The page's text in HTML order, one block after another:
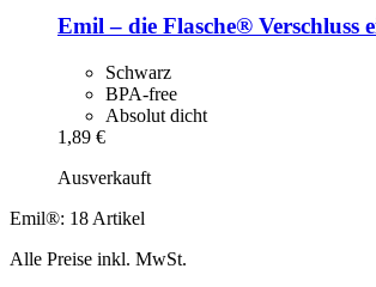
Emil – die Flasche® Verschluss
Schwarz
BPA-free
Absolut dicht
1,89 €
Ausverkauft
Emil®: 18 Artikel
Alle Preise inkl. MwSt.